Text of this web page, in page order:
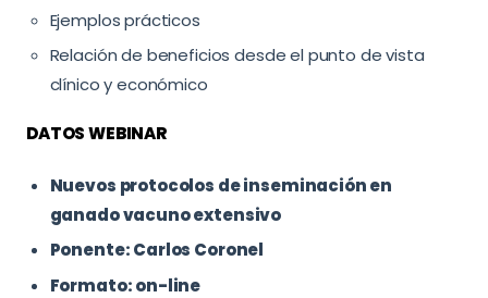
Ejemplos prácticos
Relación de beneficios desde el punto de vista
clínico y económico
DATOS WEBINAR
Nuevos protocolos de inseminación en
ganado vacuno extensivo
Ponente: Carlos Coronel
Formato: on-line